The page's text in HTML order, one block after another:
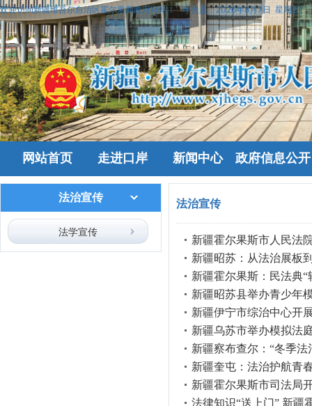
欢迎访问新疆维吾尔自治区霍尔果斯政府网站！ 今天是：2026年8月7日 星期五
网站首页 走进口岸 新闻中心 政府信息公开
法治宣传
法学宣传
法治宣传
新疆霍尔果斯市人民法
新疆昭苏：从法治展板
新疆霍尔果斯：民法典
新疆昭苏县举办青少年
新疆伊宁市综治中心开
新疆乌苏市举办模拟法
新疆察布查尔：“冬季
新疆奎屯：法治护航青
新疆霍尔果斯市司法局
法律知识“送上门” 新疆